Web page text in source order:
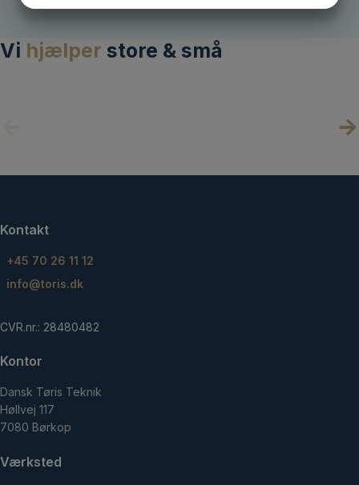
Vi hjælper store & små
Kontakt
+45 70 26 11 12
info@toris.dk
CVR.nr.: 28480482
Kontor
Dansk Tøris Teknik
Høllvej 117
7080 Børkop
Værksted